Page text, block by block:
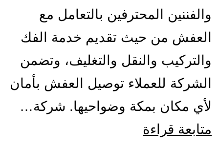
والفننين المحترفين بالتعامل مع
العفش من حيث تقديم خدمة الفك
والتركيب والنقل والتغليف، وتضمن
الشركة للعملاء توصيل العفش بأمان
لأي مكان بمكة وضواحيها. شركة…
متابعة قراءة